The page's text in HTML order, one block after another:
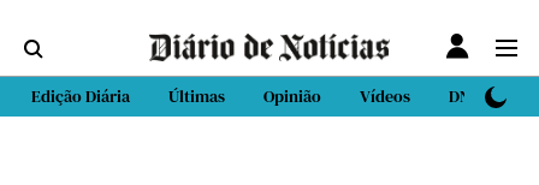
Edição Diária Últimas Opinião Vídeos DN Sport